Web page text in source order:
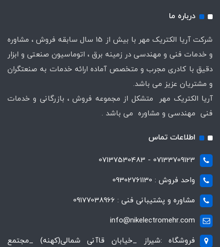
درباره ما
شرکت آریا الکتریک مهر با بیش از 15 سال سابقه فروش ، مشاوره
و خدمات فنی و مهندسی در زمینه برق ، اتوماسیون صنعتی و ابزار
دقیق با کادری مجرب و متخصص آماده ارائه خدمات به صنعتگران
و مشتریان عزیز می باشد.
آریا الکتریک مهر متشکل از مجموعه فروش ، بازرگانی و خدمات
فنی مهندسی و مشاوره می باشد .
اطلاعات تماس
07133709123 - 07137530483
واحد فروش : 09302761130
مشاوره و پشتیبانی فنی : 09177038966
info@nikelectromehr.com
فروشگاه :شیراز _خیابان قاآنی شمالی(کهنه) _مجتمع